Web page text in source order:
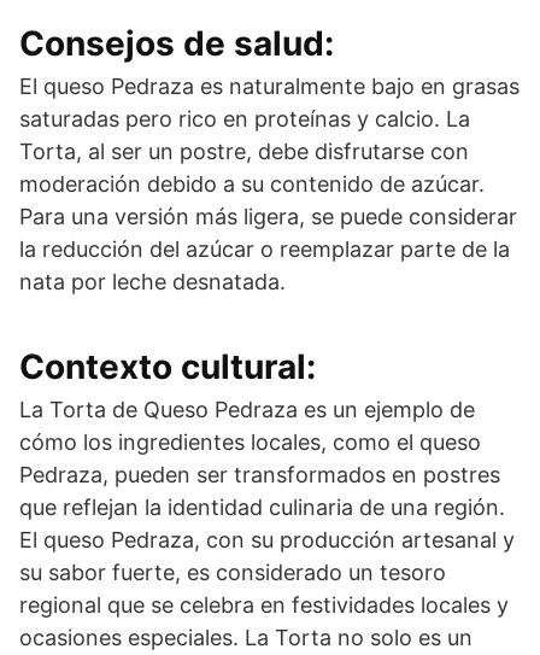
Consejos de salud:
El queso Pedraza es naturalmente bajo en grasas
saturadas pero rico en proteínas y calcio. La
Torta, al ser un postre, debe disfrutarse con
moderación debido a su contenido de azúcar.
Para una versión más ligera, se puede considerar
la reducción del azúcar o reemplazar parte de la
nata por leche desnatada.
Contexto cultural:
La Torta de Queso Pedraza es un ejemplo de
cómo los ingredientes locales, como el queso
Pedraza, pueden ser transformados en postres
que reflejan la identidad culinaria de una región.
El queso Pedraza, con su producción artesanal y
su sabor fuerte, es considerado un tesoro
regional que se celebra en festividades locales y
ocasiones especiales. La Torta no solo es un